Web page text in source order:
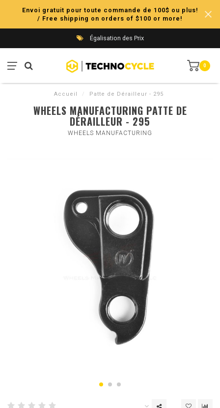
Envoi gratuit pour toute commande de 100$ ou plus!
/ Free shipping on orders of $100 or more!
Égalisation des Prix
0
Accueil / Patte de Dérailleur - 295
WHEELS MANUFACTURING PATTE DE
DÉRAILLEUR - 295
WHEELS MANUFACTURING